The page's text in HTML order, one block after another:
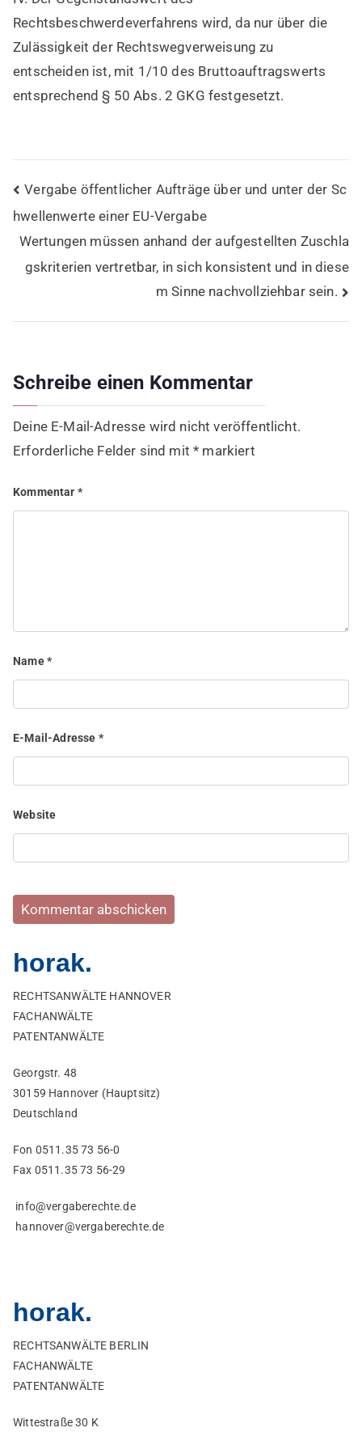
Rechtsbeschwerdeverfahrens wird, da nur über die
Zulässigkeit der Rechtswegverweisung zu
entscheiden ist, mit 1/10 des Bruttoauftragswerts
entsprechend § 50 Abs. 2 GKG festgesetzt.
Beitragsnavigation
Vergabe öffentlicher Aufträge über und unter der Sc
hwellenwerte einer EU-Vergabe
Wertungen müssen anhand der aufgestellten Zuschla
gskriterien vertretbar, in sich konsistent und in diese
m Sinne nachvollziehbar sein.
Schreibe einen Kommentar
Deine E-Mail-Adresse wird nicht veröffentlicht.
Erforderliche Felder sind mit* markiert
Kommentar *
Name*
E-Mail-Adresse *
Website
horak.
RECHTSANWÄLTE HANNOVER
FACHANWÄLTE
PATENTANWÄLTE
Georgstr. 48
30159 Hannover (Hauptsitz)
Deutschland
Fon 0511.35 73 56-0
Fax 0511.35 73 56-29
info@vergaberechte.de
hannover@vergaberechte.de
horak.
RECHTSANWÄLTE BERLIN
FACHANWÄLTE
PATENTANWÄLTE
Wittestraße 30 K